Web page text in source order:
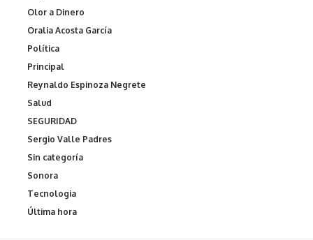
Olor a Dinero
Oralia Acosta García
Política
Principal
Reynaldo Espinoza Negrete
Salud
SEGURIDAD
Sergio Valle Padres
Sin categoría
Sonora
Tecnologia
Última hora